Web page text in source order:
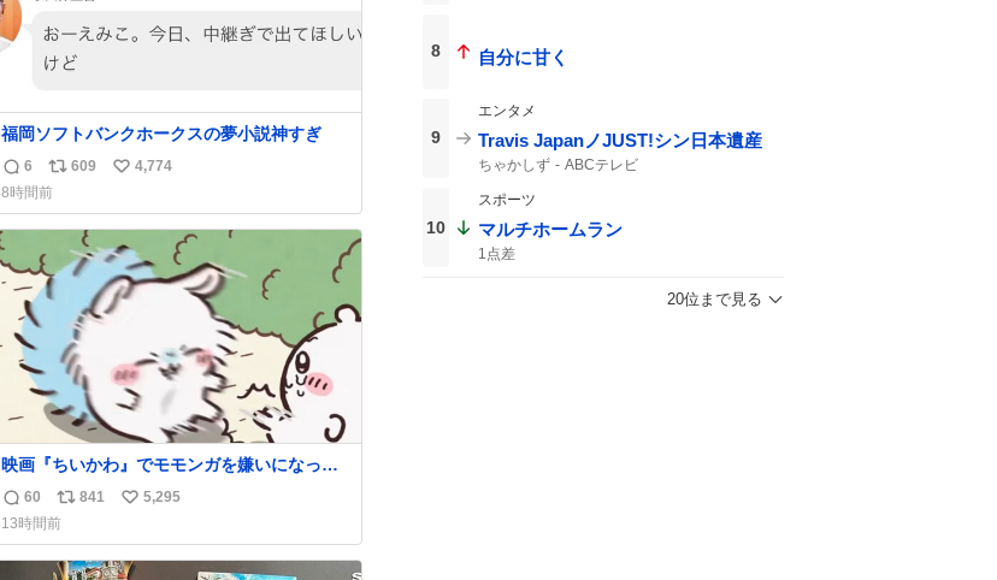
福岡ソフトバンクホークスの夢小説神すぎ
返
信
数
6
リ
ポ
ス
数
609
い
ね
数
4,774
8時間前
映画『ちいかわ』でモモンガを嫌いになった
人へ それでも愛される理由と可能性 kai-
you.net/article/96186 『映画ちいかわ 人魚の
島のひみつ』を3回観て、原作も追っている筆
者が、モモンガの名誉回復を試みようとする
返
信
数
60
リ
ポ
ス
841
い
ね
5,295
13時間前
8 自分に甘く
9
エンタメ
Travis JapanノJUST!シン日本遺産
ちゃかしず ABCテレビ
10
スポーツ
マルチホームラン
1点差
20位まで見る